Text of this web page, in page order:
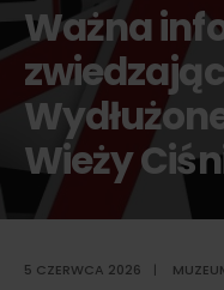
Ważna
Wieży
5 CZERWCA 2026 |